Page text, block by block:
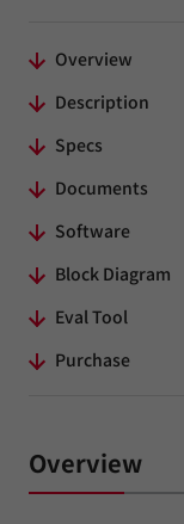
Overview
Description
Specs
Documents
Software
Block Diagram
Eval Tool
Purchase
Overview